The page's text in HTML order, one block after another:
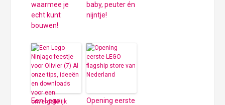
waarmee je
echt kunt
bouwen!
baby, peuter én
nijntje!
Een Lego
Opening eerste